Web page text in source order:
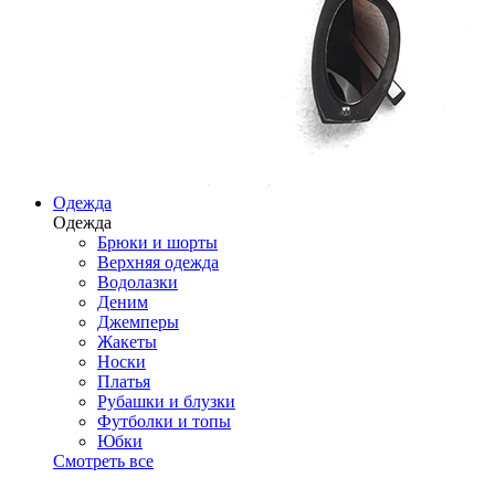
Одежда
Одежда
Брюки и шорты
Верхняя одежда
Водолазки
Деним
Джемперы
Жакеты
Носки
Платья
Рубашки и блузки
Футболки и топы
Юбки
Смотреть все